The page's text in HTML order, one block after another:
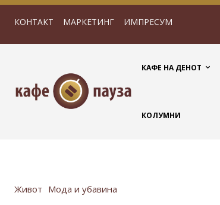
КОНТАКТ МАРКЕТИНГ ИМПРЕСУМ
КАФЕ НА ДЕНОТ
КОЛУМНИ
Живот Мода и убавина